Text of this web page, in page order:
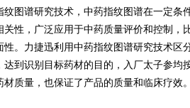
纹图谱研究技术，中药指纹图谱在一定条
关性，广泛应用于中药质量评价和控制，
性。力捷迅利用中药指纹图谱研究技术区
达到识别目标药材的目的，入厂太子参均
质量，也保证了产品的质量和临床疗效。